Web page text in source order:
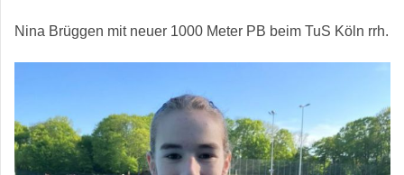
Nina Brüggen mit neuer 1000 Meter PB beim TuS Köln rrh.